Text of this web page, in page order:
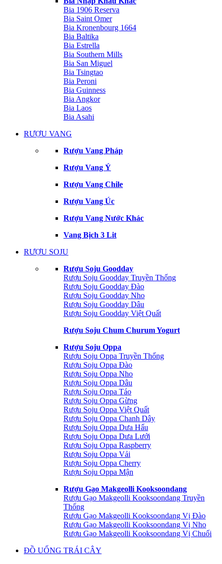
Bia 1906 Reserva
Bia Saint Omer
Bia Kronenbourg 1664
Bia Baltika
Bia Estrella
Bia Southern Mills
Bia San Miguel
Bia Tsingtao
Bia Peroni
Bia Guinness
Bia Angkor
Bia Laos
Bia Asahi
RƯỢU VANG
Rượu Vang Pháp
Rượu Vang Ý
Rượu Vang Chile
Rượu Vang Úc
Rượu Vang Nước Khác
Vang Bịch 3 Lit
RƯỢU SOJU
Rượu Soju Goodday
Rượu Soju Goodday Truyền Thống
Rượu Soju Goodday Đào
Rượu Soju Goodday Nho
Rượu Soju Goodday Dâu
Rượu Soju Goodday Việt Quất
Rượu Soju Chum Churum Yogurt
Rượu Soju Oppa
Rượu Soju Oppa Truyền Thống
Rượu Soju Oppa Đào
Rượu Soju Oppa Nho
Rượu Soju Oppa Dâu
Rượu Soju Oppa Táo
Rượu Soju Oppa Gừng
Rượu Soju Oppa Việt Quất
Rượu Soju Oppa Chanh Dây
Rượu Soju Oppa Dưa Hấu
Rượu Soju Oppa Dưa Lưới
Rượu Soju Oppa Raspberry
Rượu Soju Oppa Vải
Rượu Soju Oppa Cherry
Rượu Soju Oppa Mận
Rượu Gạo Makgeolli Kooksoondang
Rượu Gạo Makgeolli Kooksoondang Truyền
Thống
Rượu Gạo Makgeolli Kooksoondang Vị Đào
Rượu Gạo Makgeolli Kooksoondang Vị Nho
Rượu Gạo Makgeolli Kooksoondang Vị Chuối
ĐỒ UỐNG TRÁI CÂY